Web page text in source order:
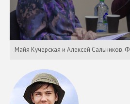
Майя Кучерская и Алексей Сальников.